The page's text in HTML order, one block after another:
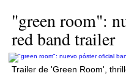
"green room":
red band trailer
Trailer de 'Green Room',